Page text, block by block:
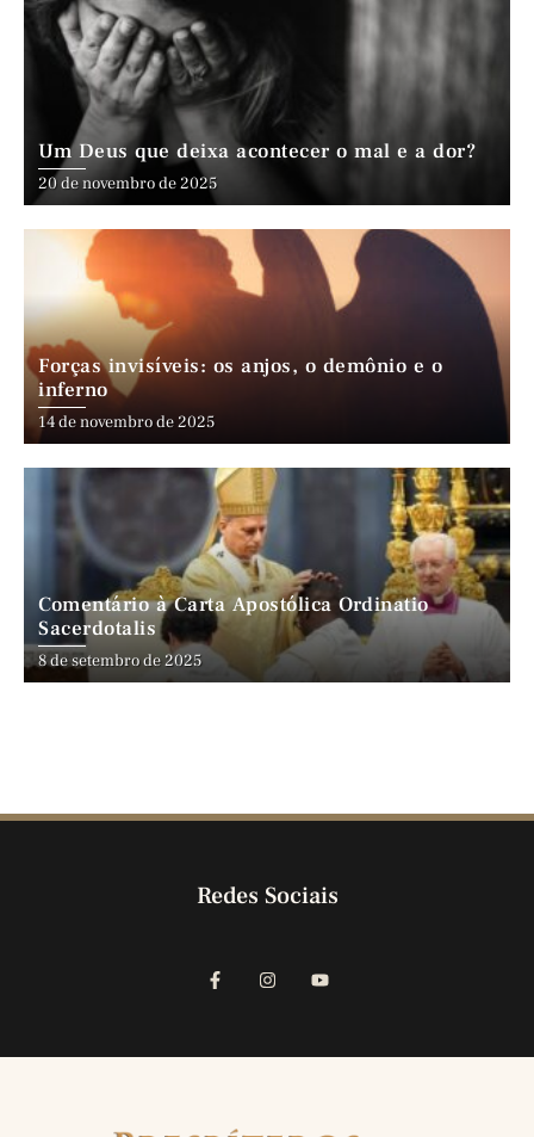
Um Deus que deixa acontecer o mal e a dor?
20 de novembro de 2025
Forças invisíveis: os anjos, o demônio e o
inferno
14 de novembro de 2025
Comentário à Carta Apostólica Ordinatio
Sacerdotalis
8 de setembro de 2025
Redes Sociais